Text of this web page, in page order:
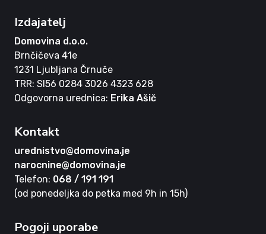
Izdajatelj
Domovina d.o.o.
Brnčičeva 41e
1231 Ljubljana Črnuče
TRR: SI56 0284 3026 4323 628
Odgovorna urednica: Erika Ašič
Kontakt
urednistvo@domovina.je
narocnine@domovina.je
Telefon: 068 / 191 191
(od ponedeljka do petka med 9h in 15h)
Pogoji uporabe